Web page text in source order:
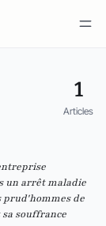
1
Articles
un arrêt maladie
prud'hommes de
souffrance